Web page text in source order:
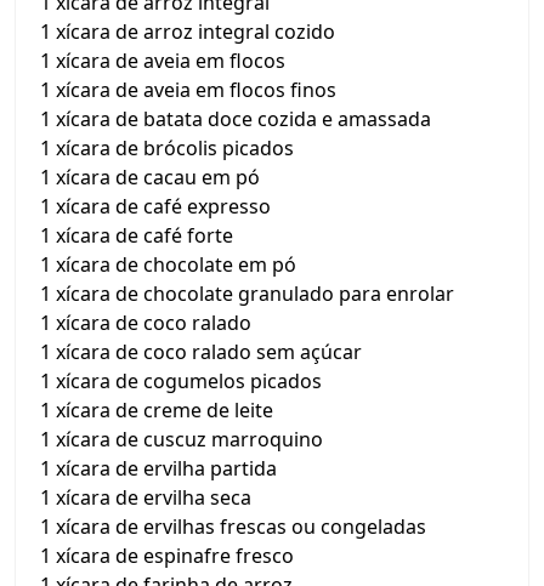
1 xícara de arroz integral cozido
1 xícara de aveia em flocos
1 xícara de aveia em flocos finos
1 xícara de batata doce cozida e amassada
1 xícara de brócolis picados
1 xícara de cacau em pó
1 xícara de café expresso
1 xícara de café forte
1 xícara de chocolate em pó
1 xícara de chocolate granulado para enrolar
1 xícara de coco ralado
1 xícara de coco ralado sem açúcar
1 xícara de cogumelos picados
1 xícara de creme de leite
1 xícara de cuscuz marroquino
1 xícara de ervilha partida
1 xícara de ervilha seca
1 xícara de ervilhas frescas ou congeladas
1 xícara de espinafre fresco